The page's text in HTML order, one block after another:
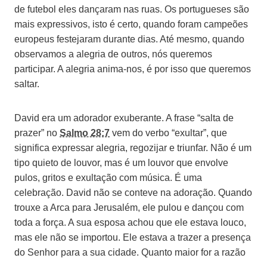
de futebol eles dançaram nas ruas. Os portugueses são
mais expressivos, isto é certo, quando foram campeões
europeus festejaram durante dias. Até mesmo, quando
observamos a alegria de outros, nós queremos
participar. A alegria anima-nos, é por isso que queremos
saltar.
David era um adorador exuberante. A frase “salta de
prazer” no Salmo 28:7 vem do verbo “exultar”, que
significa expressar alegria, regozijar e triunfar. Não é um
tipo quieto de louvor, mas é um louvor que envolve
pulos, gritos e exultação com música. É uma
celebração. David não se conteve na adoração. Quando
trouxe a Arca para Jerusalém, ele pulou e dançou com
toda a força. A sua esposa achou que ele estava louco,
mas ele não se importou. Ele estava a trazer a presença
do Senhor para a sua cidade. Quanto maior for a razão